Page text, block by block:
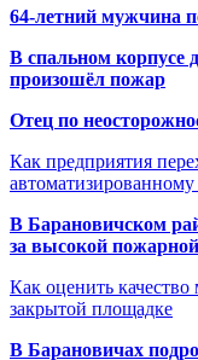
64-летний мужчина
В спальном корпусе
произошёл пожар
Отец по
Как предприятия
автоматизированному
В Барановичском
за высокой
Как оценить
закрытой площадке
В Барановичах